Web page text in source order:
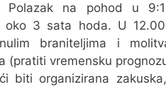
Polazak na pohod u
oko 3 sata hoda. U
braniteljima i
(pratiti vremensku
biti organizirana